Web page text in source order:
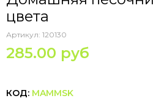
цвета
Артикул: 120130
285.00 руб
КОД: MAMMSK